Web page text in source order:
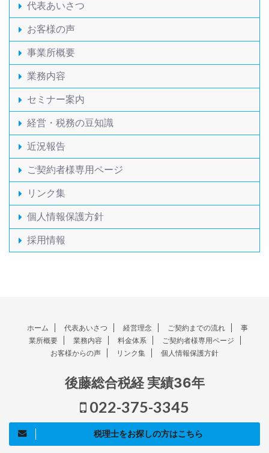
代表あいさつ
お客様の声
事業所概要
業務内容
セミナー案内
経営・税務の豆知識
近況報告
ご契約者様専用ページ
リンク集
個人情報保護方針
採用情報
ホーム 代表あいさつ 経営理念 ご契約までの流れ
事
業所概要
業務内容 料金体系
ご契約者様専用ページ
お客様からの声
リンク集 個人情報保護方針
後藤総合税経 実績36年
022-375-3345
税理士をお探しの方はこちら